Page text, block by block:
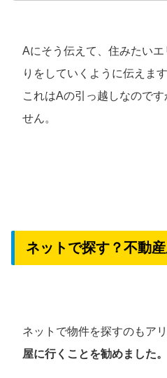
Aにそう伝えて、住みたい
りをしていくように伝えます
これはAの引っ越しなので
せん。
ネットで探す？不動
ネットで物件を探すのもア
屋に行くことを勧めました。